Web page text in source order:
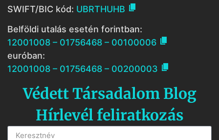
SWIFT/BIC kód: UBRTHUHB 
Belföldi utalás esetén forintban:
12001008 – 01756468 – 00100006 
euróban:
12001008 – 01756468 – 00200003 
Védett Társadalom Blog
Hírlevél feliratkozás